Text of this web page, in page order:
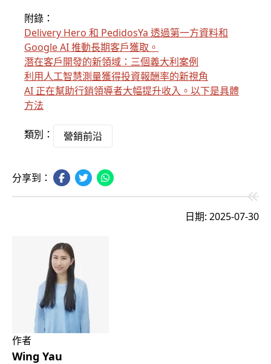
附錄：
Delivery Hero 和 PedidosYa 透過第一方資料和
Google AI 推動長期客戶獲取。
潛在客戶開發的新領域：三個義大利案例
利用人工智慧測量獲得投資報酬率的新視角
AI 正在幫助行銷領導者大幅提升收入。以下是具體
方法
類別： 營銷前沿
分享到：
日期: 2025-07-30
作者
Wing Yau